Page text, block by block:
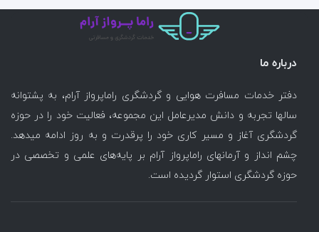
درباره ما
دفتر خدمات مسافرت هوایی و گردشگری راماپرواز آرام، به پشتوانه
سالها تجربه و دانش مدیرعامل این مجموعه، فعالیت خود را در حوزه
گردشگری آغاز و مسیر کاری خود را پرقدرت و به روز ادامه میدهد.
چشم انداز و آرمانهای راماپرواز آرام بر پایه‌های علمی و تخصصی در
حوزه گردشگری استوار گردیده است.